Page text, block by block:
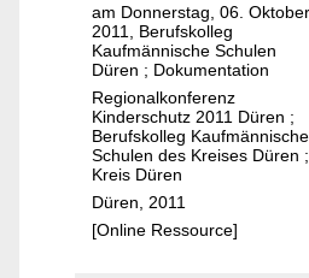
s
p
r
o
z
e
s
s
e
n
a
l
k
o
n
f
e
r
am Donnerstag, 06. Oktober
2011, Berufskolleg
Kaufmännische Schulen
Düren ; Dokumentation
Regionalkonferenz
Kinderschutz 2011 Düren ;
Berufskolleg Kaufmännische
Schulen des Kreises Düren ;
Kreis Düren
Düren, 2011
[Online Ressource]